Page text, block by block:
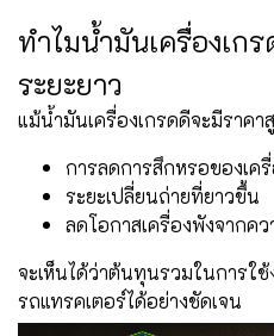
ทำไมน้ำมันเครื่องเก
ระยะยาว
แม้น้ำมันเครื่องเกรดดีจะมีราค
การลดการสึกหรอของเค
ระยะเปลี่ยนถ่ายที่ยาวขึ้น
ลดโอกาสเครื่องพังจากค
จะเห็นได้ว่าต้นทุนรวมในการใ
รถแทรคเตอร์ได้อย่างชัดเจน